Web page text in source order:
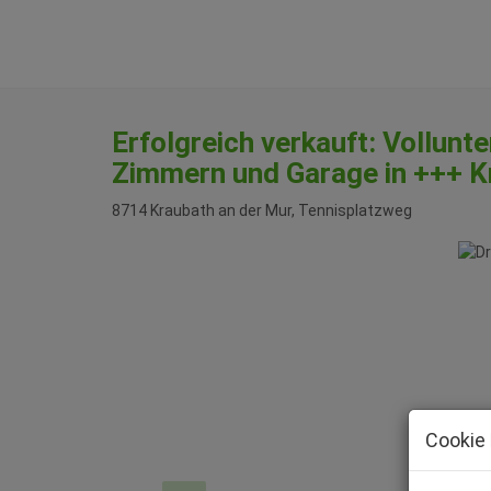
Erfolgreich verkauft:
Zimmern und Garage in +++
8714 Kraubath an der Mur, Tennisplatzweg